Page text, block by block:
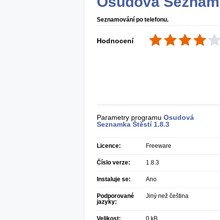
Seznamování po telefonu.
Hodnocení
Parametry programu Osudová
Seznamka Štěstí 1.8.3
Licence: Freeware
Číslo verze: 1.8.3
Instaluje se: Ano
Podporované
jazyky:
Jiný než čeština
Velikost: 0 kB